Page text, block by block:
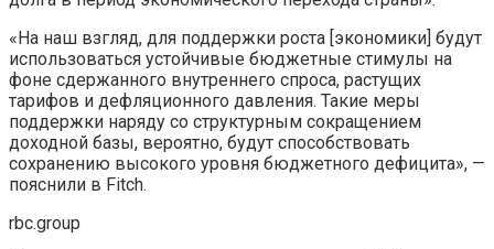
«На наш взгляд, для поддержки роста [экономики] будут
использоваться устойчивые бюджетные стимулы на
фоне сдержанного внутреннего спроса, растущих
тарифов и дефляционного давления. Такие меры
поддержки наряду со структурным сокращением
доходной базы, вероятно, будут способствовать
сохранению высокого уровня бюджетного дефицита», —
пояснили в Fitch.
rbc.group